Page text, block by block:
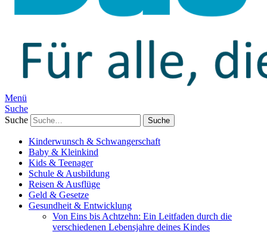
Menü
Suche
Suche
Kinderwunsch & Schwangerschaft
Baby & Kleinkind
Kids & Teenager
Schule & Ausbildung
Reisen & Ausflüge
Geld & Gesetze
Gesundheit & Entwicklung
Von Eins bis Achtzehn: Ein Leitfaden durch die
verschiedenen Lebensjahre deines Kindes